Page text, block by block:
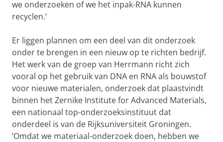
we onderzoeken of we het inpak-RNA kunnen
recyclen.’
Er liggen plannen om een deel van dit onderzoek
onder te brengen in een nieuw op te richten bedrijf.
Het werk van de groep van Herrmann richt zich
vooral op het gebruik van DNA en RNA als bouwstof
voor nieuwe materialen, onderzoek dat plaastvindt
binnen het Zernike Institute for Advanced Materials,
een nationaal top-onderzoeksinstituut dat
onderdeel is van de Rijksuniversiteit Groningen.
‘Omdat we materiaal-onderzoek doen, hebben we